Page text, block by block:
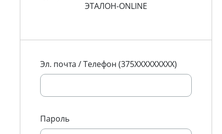
ЭТАЛОН-ONLINE
Эл. почта / Телефон (375XXXXXXXXX)
Пароль